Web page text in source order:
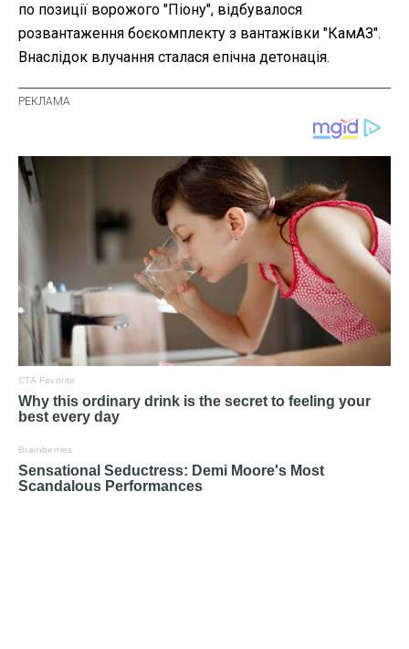
по позиції ворожого "Піону", відбувалося
розвантаження боєкомплекту з вантажівки "КамАЗ".
Внаслідок влучання сталася епічна детонація.